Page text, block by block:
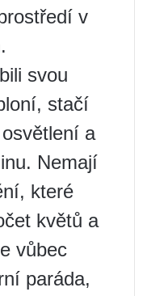
v
svou
stačí
a
Nemají
které
květů a
vůbec
paráda,